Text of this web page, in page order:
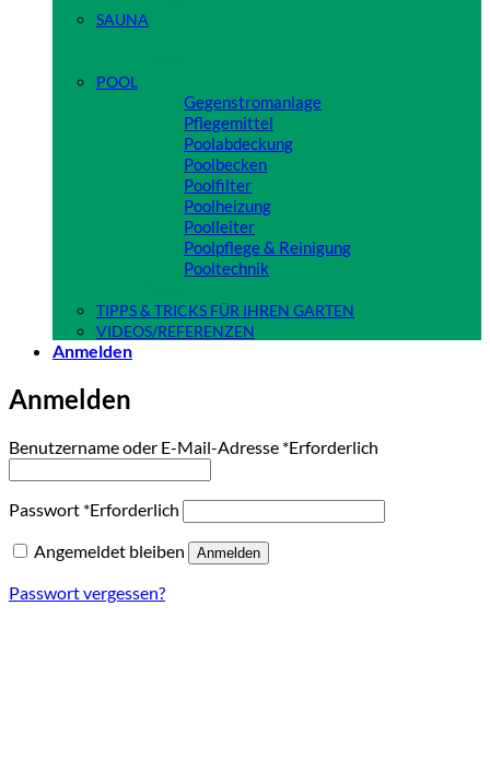
SAUNA
POOL
Gegenstromanlage
Pflegemittel
Poolabdeckung
Poolbecken
Poolfilter
Poolheizung
Poolleiter
Poolpflege & Reinigung
Pooltechnik
TIPPS & TRICKS FÜR IHREN GARTEN
VIDEOS/REFERENZEN
Anmelden
Anmelden
Benutzername oder E-Mail-Adresse *Erforderlich
Passwort *Erforderlich
Angemeldet bleiben
Anmelden
Passwort vergessen?